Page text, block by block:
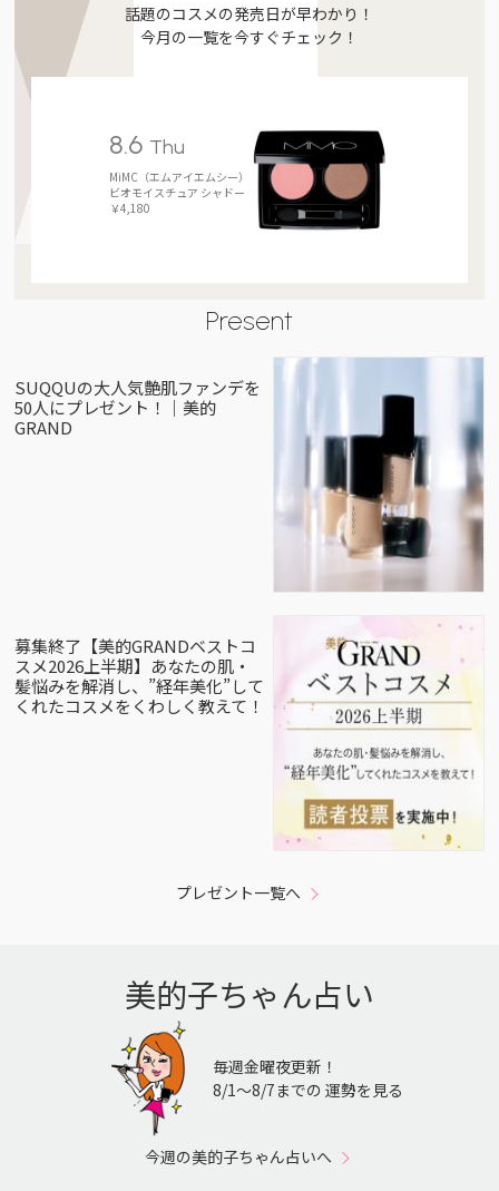
話題のコスメの発売日が早わかり！
今月の一覧を今すぐチェック！
8.6 Thu
MiMC（エムアイエムシー）
ビオモイスチュア シャドー
￥4,180
Present
SUQQUの大人気艶肌ファンデを
50人にプレゼント！｜美的
GRAND
募集終了【美的GRANDベストコ
スメ2026上半期】あなたの肌・
髪悩みを解消し、”経年美化”して
くれたコスメをくわしく教えて！
プレゼント一覧へ
美的子ちゃん占い
毎週金曜夜更新！
8/1〜8/7までの 運勢を見る
今週の美的子ちゃん占いへ